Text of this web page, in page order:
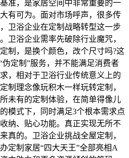
准，是家居空间中非常重要的一
有可为。面对市场呼声，很多传
卫浴企业在定制战略转型这一步
卫浴企业需率先破除行业魔咒，
制，是换个颜色，改个尺寸吗?这
伪定制”服务，并不能满足消费者
，相对于卫浴行业传统意义上的
制理念像玩积木一样玩转定制，
未有的定制体验，在简单得像儿
模式下，同时满足3个根本需求点
纳、贴心功能。真正实现无所不
真的。卫浴企业挑战全屋定制，
定制家居“四大天王”全部亮相A